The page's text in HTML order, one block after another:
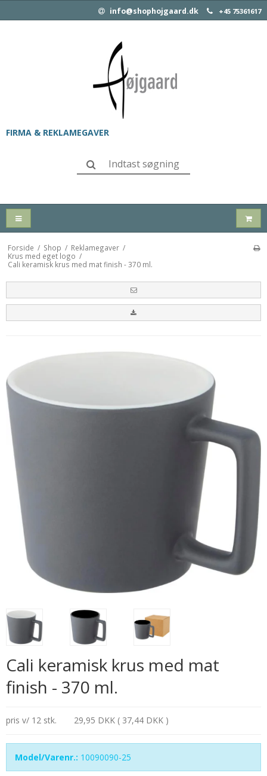
info@shophojgaard.dk +45 75361617
FIRMA & REKLAMEGAVER
Forside / Shop / Reklamegaver /
Krus med eget logo /
Cali keramisk krus med mat finish - 370 ml.
Cali keramisk krus med mat
finish - 370 ml.
pris v/ 12 stk. 29,95 DKK ( 37,44 DKK )
Model/Varenr.: 10090090-25